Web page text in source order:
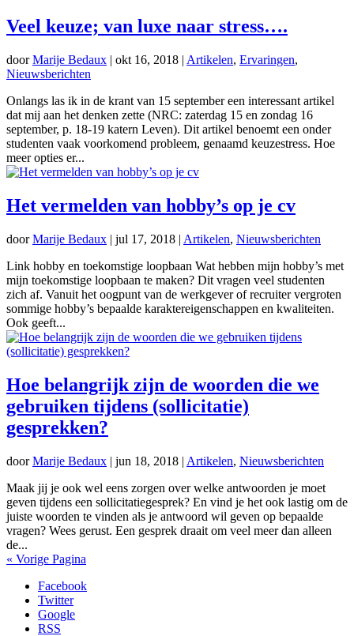
Veel keuze; van luxe naar stress….
doorMarije Bedaux | okt 16, 2018 | Artikelen, Ervaringen,
Nieuwsberichten
Onlangs las ik in de krant van 15 september een interessant artikel
dat mij aan het denken zette (NRC: zaterdag 15 en zondag 16
september, p. 18-19 katern Leven). Dit artikel benoemt een onder
studenten vaak voorkomend probleem, genaamd keuzestress. Hoe
meer opties er...
Het vermelden van hobby’s op je cv
doorMarije Bedaux | jul 17, 2018 | Artikelen, Nieuwsberichten
Link hobby en toekomstige loopbaan Wat hebben mijn hobby’s met
mijn toekomstige loopbaan te maken? Dit vragen veel studenten
zich af. Vanuit het oogpunt van de werkgever of recruiter vergroten
sommige hobby’s bepaalde karaktereigenschappen en kwaliteiten.
Ook geeft...
Hoe belangrijk zijn de woorden die we
gebruiken tijdens (sollicitatie)
gesprekken?
doorMarije Bedaux | jun 18, 2018 | Artikelen, Nieuwsberichten
Maak jij je ook wel eens zorgen over welke antwoorden je moet
geven tijdens een sollicitatiegesprek? En vind je het ook lastig om de
juiste woorden te vinden als je antwoord wil geven op bepaalde
vragen? Wees gerust. Een gesprek draait om veel meer dan alleen
de...
« Vorige Pagina
Facebook
Twitter
Google
RSS